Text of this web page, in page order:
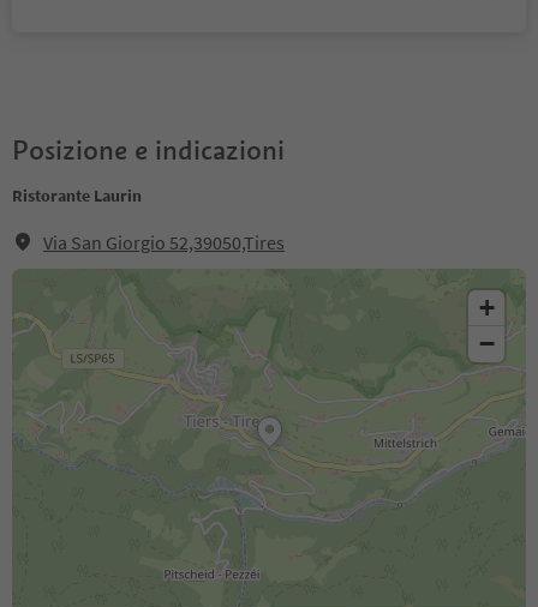
Posizione e indicazioni
Ristorante Laurin
Via San Giorgio 52,39050,Tires
+
−